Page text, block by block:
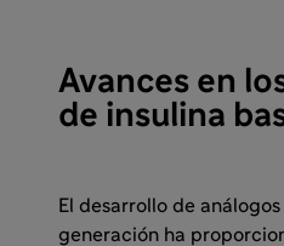
Avances en
de insulina
El desarrollo de
generación ha